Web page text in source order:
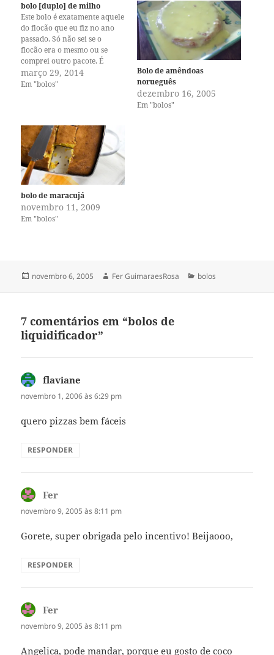
bolo [duplo] de milho
Este bolo é exatamente aquele
do flocão que eu fiz no ano
passado. Só não sei se o
flocão era o mesmo ou se
comprei outro pacote. É
sempre um grande mistério a
aparição ou reaparição de
uma…
março 29, 2014
Em "bolos"
Bolo de amêndoas
norueguês
dezembro 16, 2005
Em "bolos"
bolo de maracujá
novembro 11, 2009
Em "bolos"
Publicado
novembro 6, 2005 Autor
Fer GuimaraesRosa Categorias
bolos
7 comentários em “bolos de
liquidificador”
flaviane
novembro 1, 2006 às 6:29 pm
quero pizzas bem fáceis
RESPONDER
Fer
novembro 9, 2005 às 8:11 pm
Gorete, super obrigada pelo incentivo! Beijaooo,
RESPONDER
Fer
novembro 9, 2005 às 8:11 pm
Angelica, pode mandar, porque eu gosto de coco